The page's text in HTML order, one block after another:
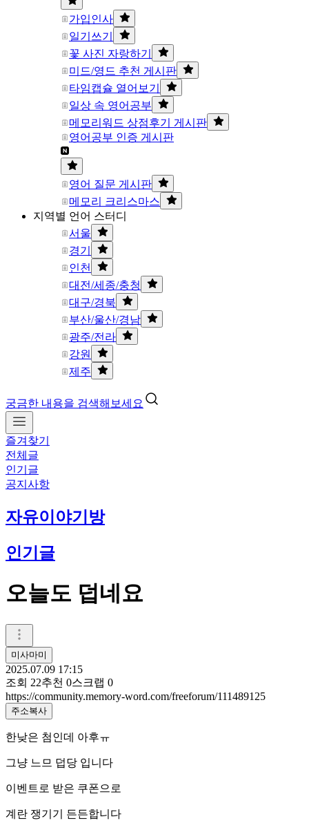
가입인사
일기쓰기
꽃 사진 자랑하기
미드/영드 추천 게시판
타임캡슐 열어보기
일상 속 영어공부
메모리워드 상점후기 게시판
영어공부 인증 게시판
영어 질문 게시판
메모리 크리스마스
지역별 언어 스터디
서울
경기
인천
대전/세종/충청
대구/경북
부산/울산/경남
광주/전라
강원
제주
궁금한 내용을 검색해보세요
즐겨찾기
전체글
인기글
공지사항
자유이야기방
인기글
오늘도 덥네요
미사마미
2025.07.09 17:15
조회 22추천 0스크랩 0
https://community.memory-word.com/freeforum/111489125
주소복사
한낮은 첨인데 아후ㅠ
그냥 느므 덥당 입니다
이벤트로 받은 쿠폰으로
계란 쟁기기 든든합니다